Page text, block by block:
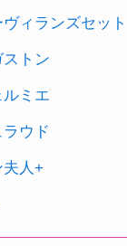
ィランズセット
トン
ミエ
ウド
夫人+